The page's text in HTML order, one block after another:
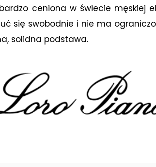
ceniona w świecie męskiej
się swobodnie i nie ma
solidna podstawa.